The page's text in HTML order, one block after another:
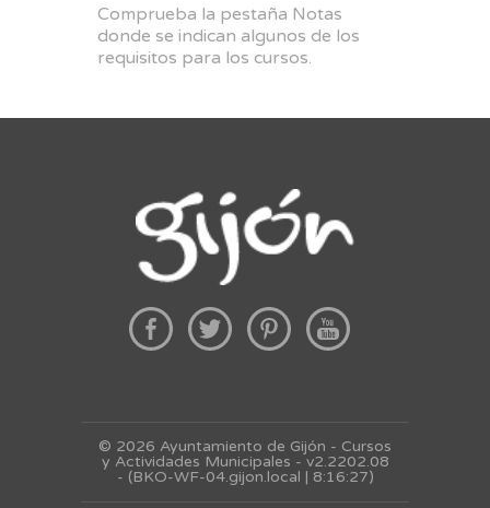
Comprueba la pestaña Notas
donde se indican algunos de los
requisitos para los cursos.
© 2026 Ayuntamiento de Gijón - Cursos
y Actividades Municipales - v2.2202.08
- (BKO-WF-04.gijon.local | 8:16:27)